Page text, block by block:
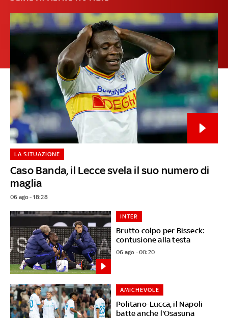
Caso Banda, il Lecce svela il suo numero di
maglia
LA SITUAZIONE
06 ago - 18:28
Brutto colpo per Bisseck:
contusione alla testa
INTER
06 ago - 00:20
Politano-Lucca, il Napoli
batte anche l'Osasuna
AMICHEVOLE